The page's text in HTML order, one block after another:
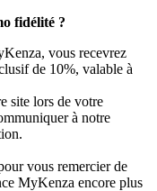
fidélité ?
vous recevrez
de 10%, valable à
site lors de votre
à notre
vous remercier de
MyKenza encore plus